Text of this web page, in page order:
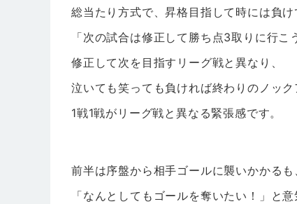
総当たり方式で、昇格目指して時には負け
「次の試合は修正して勝ち点3取りに行こ
修正して次を目指すリーグ戦と異なり、
泣いても笑っても負ければ終わりのノック
1戦1戦がリーグ戦と異なる緊張感です。
前半は序盤から相手ゴールに襲いかかるも
「なんとしてもゴールを奪いたい！」と